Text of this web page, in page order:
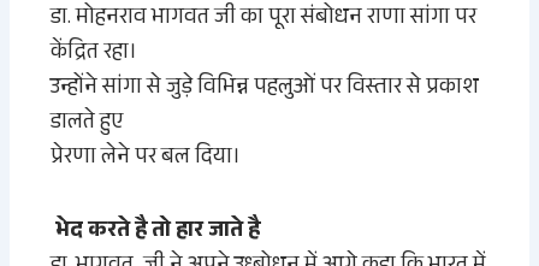
डा. मोहनराव भागवत जी का पूरा संबोधन राणा सांगा पर
केंद्रित रहा।
उन्होंने सांगा से जुड़े विभिन्न पहलुओं पर विस्तार से प्रकाश
डालते हुए
प्रेरणा लेने पर बल दिया।
भेद करते है तो हार जाते है